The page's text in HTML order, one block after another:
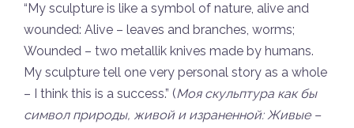
“My sculpture is like a symbol of nature, alive and
wounded: Alive – leaves and branches, worms;
Wounded – two metallik knives made by humans.
My sculpture tell one very personal story as a whole
– I think this is a success.” (Моя скульптура как бы
символ природы, живой и израненной: Живые –